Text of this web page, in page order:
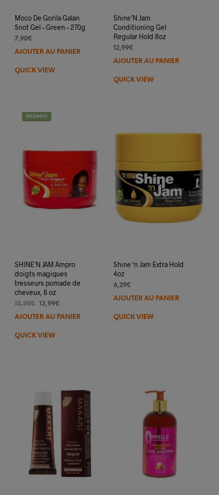
Moco De Gorila Galan
Snot Gel – Green – 270g
7,90€
AJOUTER AU PANIER
QUICK VIEW
Shine’N Jam
Conditioning Gel
Regular Hold 8oz
12,99€
AJOUTER AU PANIER
QUICK VIEW
PROMO!
SHINE’N JAM Ampro
doigts magiques
tresseurs pomade de
cheveux, 8 oz
15,99€ Le
prix
était :
13,99€
prix
AJOUTER AU PANIER
QUICK VIEW
Shine ‘n Jam Extra Hold
4oz
6,29€
AJOUTER AU PANIER
QUICK VIEW